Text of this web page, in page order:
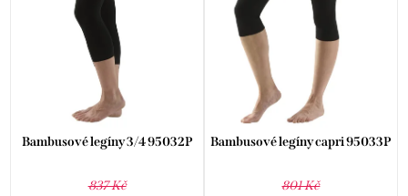
ů
d
Bambusové legíny 3/4 95032P
837 Kč
Bambusové legíny capri 95033P
801 Kč